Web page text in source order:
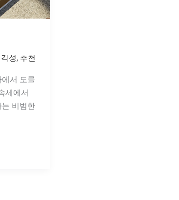
성, 추천
서 도를
세에서
비범한